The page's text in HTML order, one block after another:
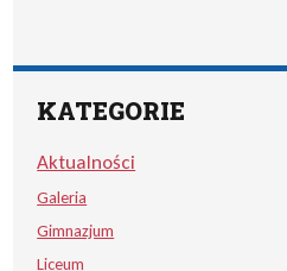
KATEGORIE
Aktualności
Galeria
Gimnazjum
Liceum